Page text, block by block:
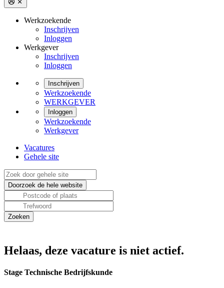
Werkzoekende
Inschrijven
Inloggen
Werkgever
Inschrijven
Inloggen
Inschrijven
Werkzoekende
WERKGEVER
Inloggen
Werkzoekende
Werkgever
Vacatures
Gehele site
Helaas, deze vacature is niet actief.
Stage Technische Bedrijfskunde